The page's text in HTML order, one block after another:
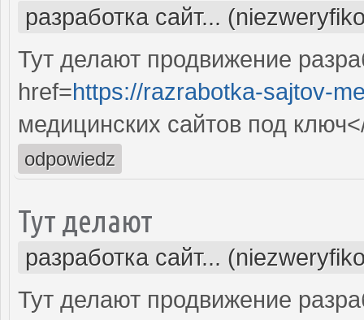
разработка сайт...
Тут делают продвижение
href=https://razrabotka-sajtov-
медицинских сайтов под
odpowiedz
Тут делают
разработка сайт...
Тут делают продвижение